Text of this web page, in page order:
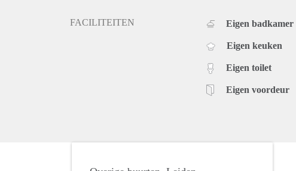
FACILITEITEN Eigen badkamer
Eigen keuken
Eigen toilet
Eigen voordeur